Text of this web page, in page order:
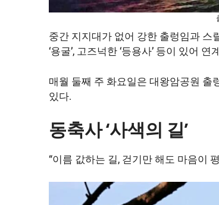
중간 지지대가 없어 강한 출렁임과 스
‘용굴’, 고즈넉한 ‘등용사’ 등이 있어
매월 둘째 주 화요일은 대왕암공원 출
있다.
동축사 ‘사색의 길’
“이름 값하는 길, 걷기만 해도 마음이